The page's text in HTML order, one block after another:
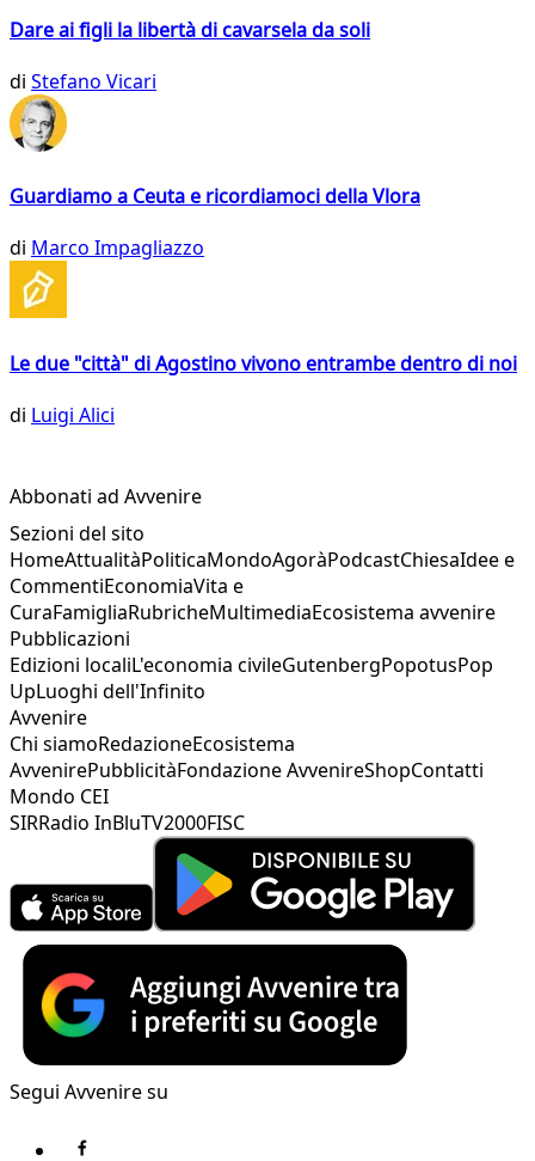
Dare ai figli la libertà di cavarsela da soli
di Stefano Vicari
Guardiamo a Ceuta e ricordiamoci della Vlora
di Marco Impagliazzo
Le due "città" di Agostino vivono entrambe dentro di noi
di Luigi Alici
Abbonati ad Avvenire
Sezioni del sito
HomeAttualitàPoliticaMondoAgoràPodcastChiesaIdee e
CommentiEconomiaVita e
CuraFamigliaRubricheMultimediaEcosistema avvenire
Pubblicazioni
Edizioni localiL'economia civileGutenbergPopotusPop
UpLuoghi dell'Infinito
Avvenire
Chi siamoRedazioneEcosistema
AvvenirePubblicitàFondazione AvvenireShopContatti
Mondo CEI
SIRRadio InBluTV2000FISC
Segui Avvenire su